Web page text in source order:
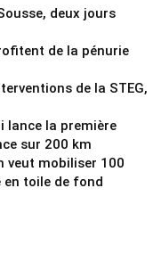
deux jours
de la pénurie
de la STEG,
lance la première
sur 200 km
veut mobiliser 100
en toile de fond